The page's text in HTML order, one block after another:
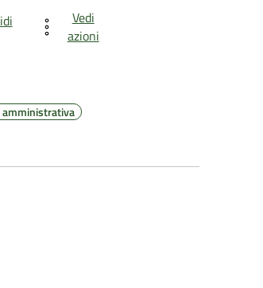
Vedi
azioni
amministrativa